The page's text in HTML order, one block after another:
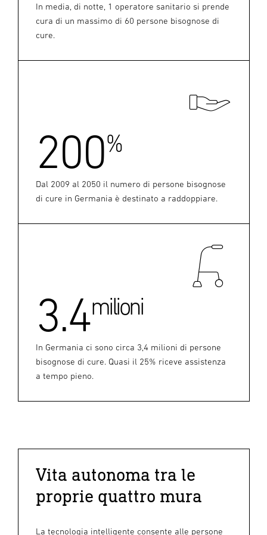
In media, di notte, 1 operatore sanitario si prende
cura di un massimo di 60 persone bisognose di
cure.
200%
Dal 2009 al 2050 il numero di persone bisognose
di cure in Germania è destinato a raddoppiare.
3.4milioni
In Germania ci sono circa 3,4 milioni di persone
bisognose di cure. Quasi il 25% riceve assistenza
a tempo pieno.
Vita autonoma tra le
proprie quattro mura
La tecnologia intelligente consente alle persone